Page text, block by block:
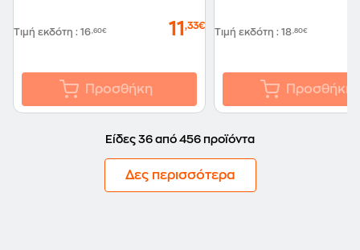
Τιμή εκδότη : 16,60€ 11 ,33€
Προσθήκη
Τιμή εκδότη : 18,80€
Προσθήκη
Είδες 36 από 456 προϊόντα
Δες περισσότερα